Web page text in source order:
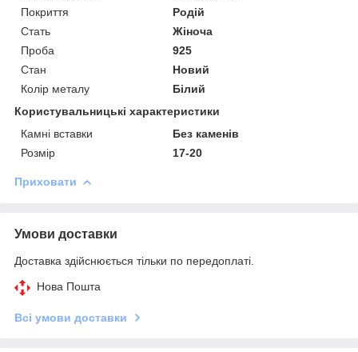
Покриття
Родій
Стать
Жіноча
Проба
925
Стан
Новий
Колір металу
Білий
Користувальницькі характеристики
Камні вставки
Без каменів
Розмір
17-20
Приховати
Умови доставки
Доставка здійснюється тільки по передоплаті.
Нова Пошта
Всі умови доставки